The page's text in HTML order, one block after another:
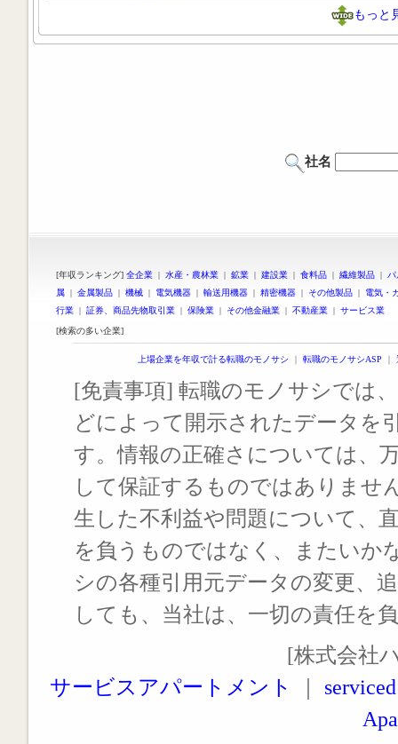
もっと
社名
[年収ランキング] 全企業 | 水産・農林業 | 鉱業 | 建設業 | 食料品 | 繊維製品 |
属 | 金属製品 | 機械 | 電気機器 | 輸送用機器 | 精密機器 | その他製品 | 電気・
行業 | 証券、商品先物取引業 | 保険業 | その他金融業 | 不動産業 | サービス業
[検索の多い企業]
上場企業を年収で計る転職のモノサシ ｜ 転職のモノサシASP ｜
[免責事項] 転職のモノサシでは
どによって開示されたデータを
す。情報の正確さについては、
して保証するものではありませ
生した不利益や問題について、
を負うものではなく、またいか
シの各種引用元データの変更、
しても、当社は、一切の責任を
[株式会社
サービスアパートメント